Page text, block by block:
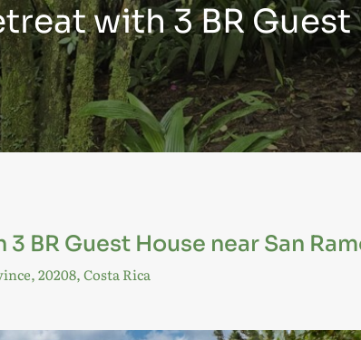
with 3 BR
BR Guest House near San
20208, Costa Rica